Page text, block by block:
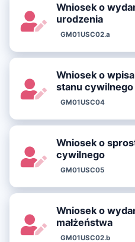
Wniosek o
urodzenia
GM01USC02.a
Wniosek o
stanu
GM01USC04
Wniosek o
cywilnego
GM01USC05
Wniosek o
małżeństwa
GM01USC02.b